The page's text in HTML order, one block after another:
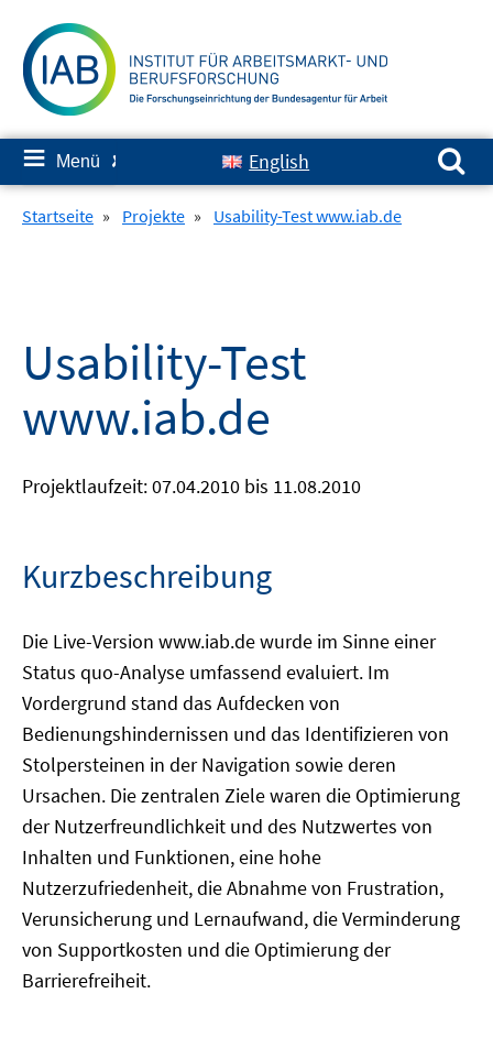
zum
Inhalt
≡ Menü ✘ English
Suchen nach:
Startseite » Projekte » Usability-Test www.iab.de
Usability-Test
www.iab.de
Projektlaufzeit: 07.04.2010 bis 11.08.2010
Kurzbeschreibung
Die Live-Version www.iab.de wurde im Sinne einer
Status quo-Analyse umfassend evaluiert. Im
Vordergrund stand das Aufdecken von
Bedienungshindernissen und das Identifizieren von
Stolpersteinen in der Navigation sowie deren
Ursachen. Die zentralen Ziele waren die Optimierung
der Nutzerfreundlichkeit und des Nutzwertes von
Inhalten und Funktionen, eine hohe
Nutzerzufriedenheit, die Abnahme von Frustration,
Verunsicherung und Lernaufwand, die Verminderung
von Supportkosten und die Optimierung der
Barrierefreiheit.